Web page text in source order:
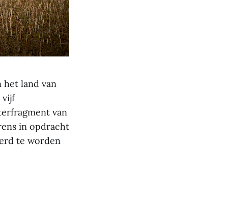
land van
vijf
van
in opdracht
te worden